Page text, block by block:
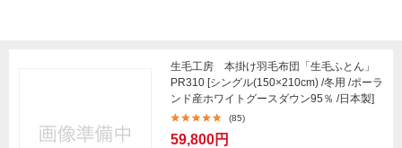
生毛工房 本掛け羽毛布団「生毛ふとん」
PR310 [シングル(150×210cm) /冬用 /ポーラ
ンド産ホワイトグースダウン95％ /日本製]
(85)
59,800円